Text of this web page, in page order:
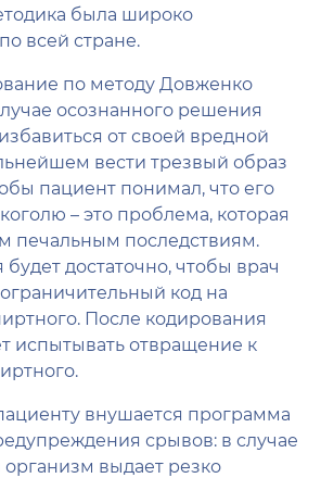
была широко
всей стране.
по методу Довженко
осознанного решения
от своей вредной
вести трезвый образ
пациент понимал, что его
– это проблема, которая
печальным последствиям.
достаточно, чтобы врач
код на
После кодирования
испытывать отвращение к
внушается программа
срывов: в случае
выдает резко